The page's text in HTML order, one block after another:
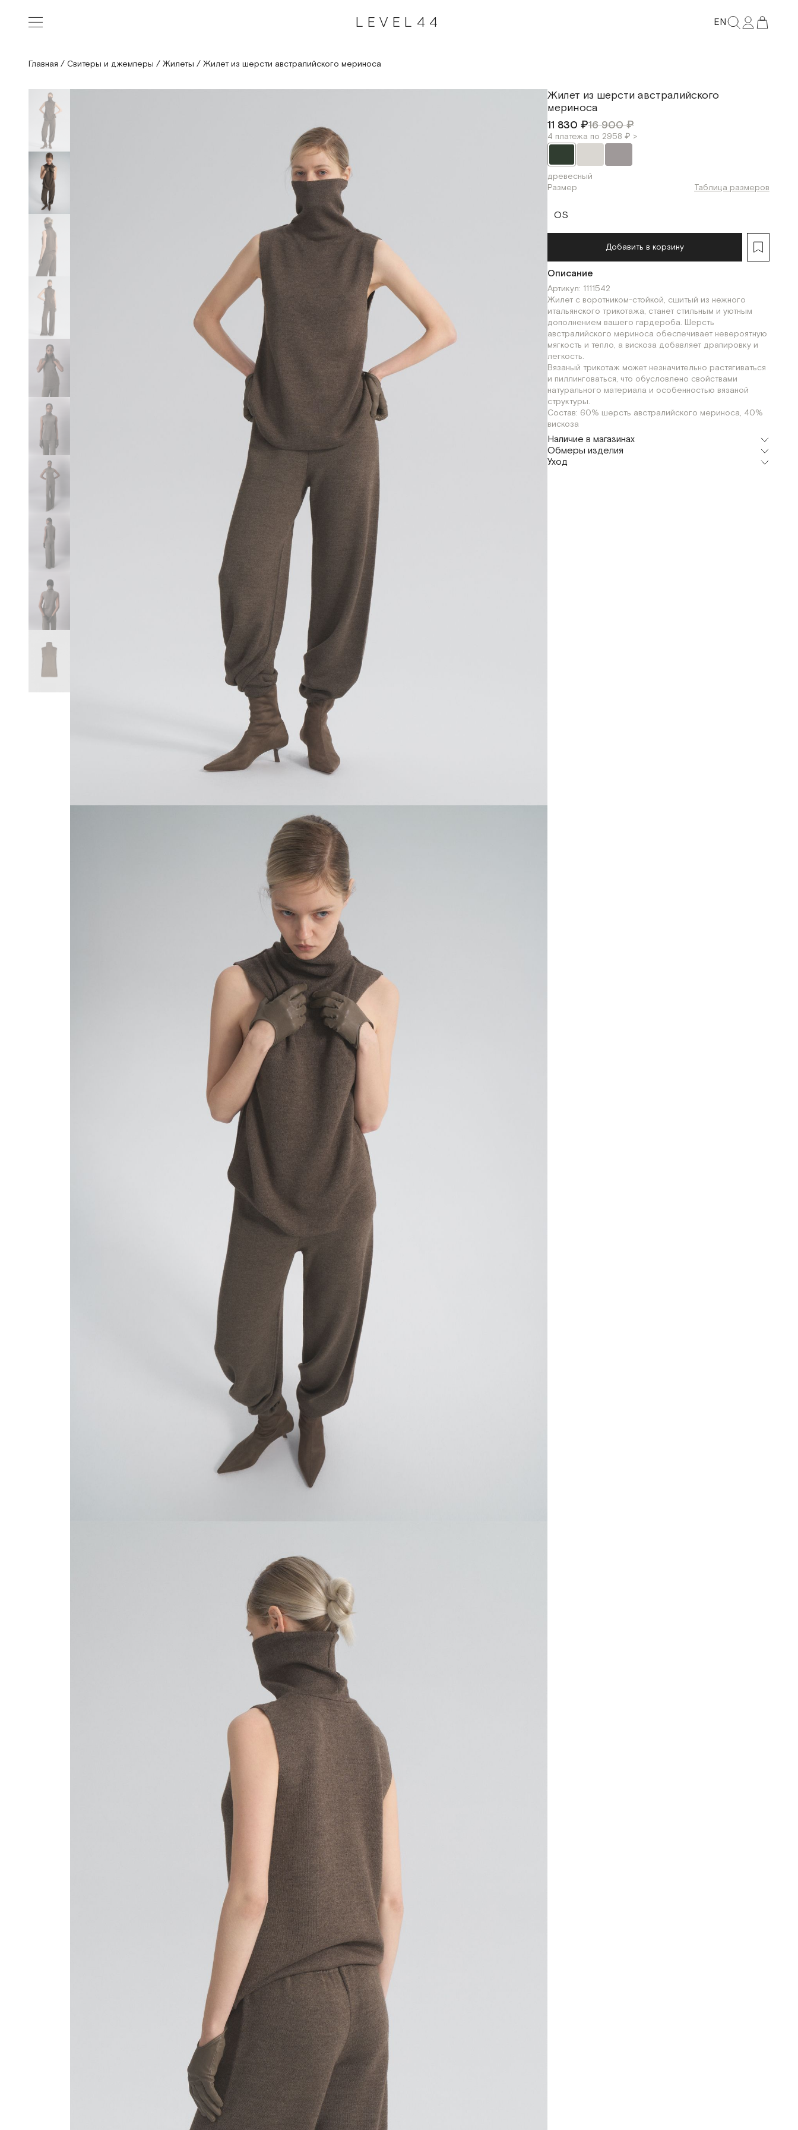
LEVEL44 EN
Главная / Свитеры и джемперы / Жилеты / Жилет из шерсти австралийского мериноса
Жилет из шерсти австралийского
мериноса
11 830 ₽16 900 ₽
4 платежа по 2958 ₽ >
древесный
Размер
Таблица размеров
OS
Добавить в корзину
Описание
Артикул: 1111542
Жилет с воротником-стойкой, сшитый из нежного
итальянского трикотажа, станет стильным и уютным
дополнением вашего гардероба. Шерсть
австралийского мериноса обеспечивает невероятную
мягкость и тепло, а вискоза добавляет драпировку и
легкость.
Вязаный трикотаж может незначительно растягиваться
и пиллинговаться, что обусловлено свойствами
натурального материала и особенностью вязаной
структуры.
Состав: 60% шерсть австралийского мериноса, 40%
вискоза
Наличие в магазинах
Шоурум
г. Москва, Малая Бронная 24/3
OS
Обмеры изделия
Уход